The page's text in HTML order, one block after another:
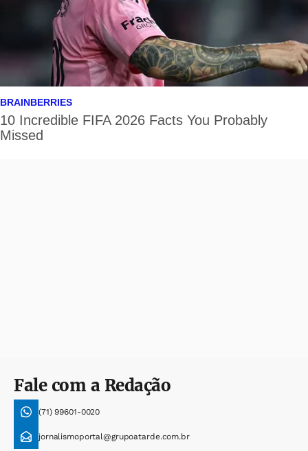
Fale com a Redação
(71) 99601-0020
jornalismoportal@grupoatarde.com.br